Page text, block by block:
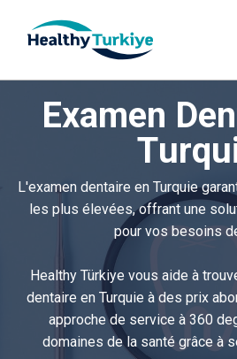
p
n
Examen
L'examen dentaire en Turquie
les plus élevées, offrant une
pour vos besoins
Healthy Türkiye vous aide à
dentaire en Turquie à des prix
approche de service à 360
domaines de la santé grâce à